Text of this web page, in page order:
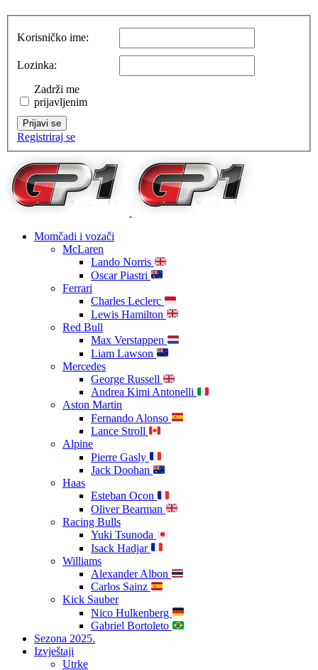
Korisničko ime:
Lozinka:
Zadrži me
prijavljenim
Prijavi se
Registriraj se
Momčadi i vozači
McLaren
Lando Norris
Oscar Piastri
Ferrari
Charles Leclerc
Lewis Hamilton
Red Bull
Max Verstappen
Liam Lawson
Mercedes
George Russell
Andrea Kimi Antonelli
Aston Martin
Fernando Alonso
Lance Stroll
Alpine
Pierre Gasly
Jack Doohan
Haas
Esteban Ocon
Oliver Bearman
Racing Bulls
Yuki Tsunoda
Isack Hadjar
Williams
Alexander Albon
Carlos Sainz
Kick Sauber
Nico Hulkenberg
Gabriel Bortoleto
Sezona 2025.
Izvještaji
Utrke